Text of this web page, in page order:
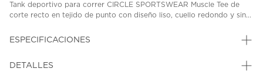
Tank deportivo para correr CIRCLE SPORTSWEAR Muscle Tee de
corte recto en tejido de punto con diseño liso, cuello redondo y sin...
ESPECIFICACIONES
DETALLES